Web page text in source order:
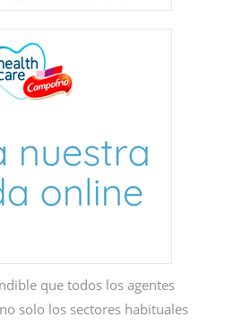
que todos los agentes
solo los sectores habituales